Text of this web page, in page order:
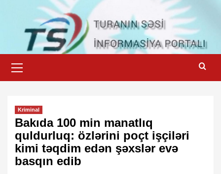
content
Menu
Kriminal
Bakıda 100 min manatlıq
quldurluq: özlərini poçt işçiləri
kimi təqdim edən şəxslər evə
basqın edib